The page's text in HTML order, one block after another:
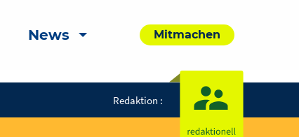
News Mitmachen
Redaktion :